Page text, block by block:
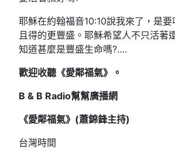
耶穌在約翰福音10:10說我來了，是
且得的更豐盛。耶穌希望人不只活著
知道甚麼是豐盛生命嗎?….
歡迎收聽《愛鄰福氣》。
B & B Radio幫幫廣播網
《愛鄰福氣》(蕭錦鋒主持)
台灣時間